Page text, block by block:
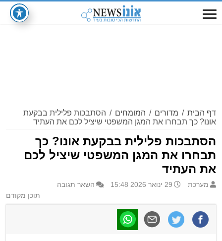
דף הבית / מדורים / המומחים / הסתבכות פלילית בבקעת
אונו? כך תבחרו את המגן המשפטי שיציל לכם את העתיד
הסתבכות פלילית בבקעת אונו? כך
תבחרו את המגן המשפטי שיציל לכם
את העתיד
מערכת 29 ינואר 2026 15:48
השאר תגובה
תוכן מקודם